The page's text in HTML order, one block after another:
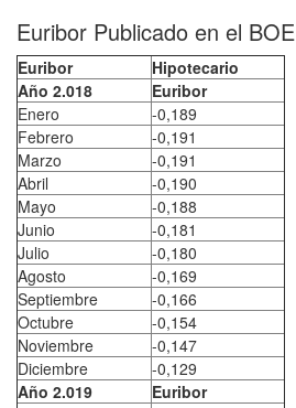
Euribor Publicado en el BOE
Euribor
Hipotecario
Año 2.018
Euribor
Enero
-0,189
Febrero
-0,191
Marzo
-0,191
Abril
-0,190
Mayo
-0,188
Junio
-0,181
Julio
-0,180
Agosto
-0,169
Septiembre
-0,166
Octubre
-0,154
Noviembre
-0,147
Diciembre
-0,129
Año 2.019
Euribor